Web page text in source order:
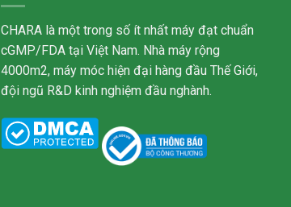
CHARA là một trong số ít nhất máy đạt chuẩn
cGMP/FDA tại Việt Nam. Nhà máy rộng
4000m2, máy móc hiện đại hàng đầu Thế Giới,
đội ngũ R&D kinh nghiệm đầu nghành.